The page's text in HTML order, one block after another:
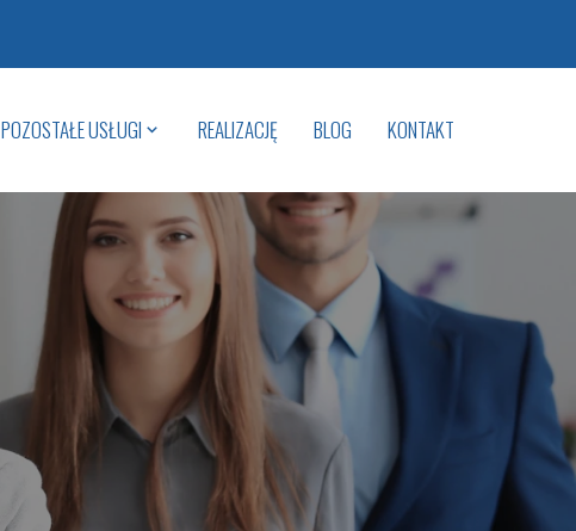
POZOSTAŁE USŁUGI REALIZACJĘ BLOG KONTAKT